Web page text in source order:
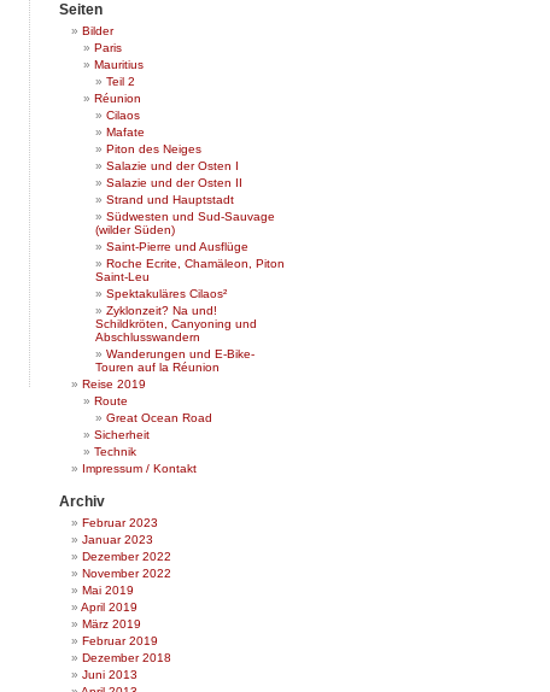
Seiten
Bilder
Paris
Mauritius
Teil 2
Réunion
Cilaos
Mafate
Piton des Neiges
Salazie und der Osten I
Salazie und der Osten II
Strand und Hauptstadt
Südwesten und Sud-Sauvage
(wilder Süden)
Saint-Pierre und Ausflüge
Roche Ecrite, Chamäleon, Piton
Saint-Leu
Spektakuläres Cilaos²
Zyklonzeit? Na und!
Schildkröten, Canyoning und
Abschlusswandern
Wanderungen und E-Bike-
Touren auf la Réunion
Reise 2019
Route
Great Ocean Road
Sicherheit
Technik
Impressum / Kontakt
Archiv
Februar 2023
Januar 2023
Dezember 2022
November 2022
Mai 2019
April 2019
März 2019
Februar 2019
Dezember 2018
Juni 2013